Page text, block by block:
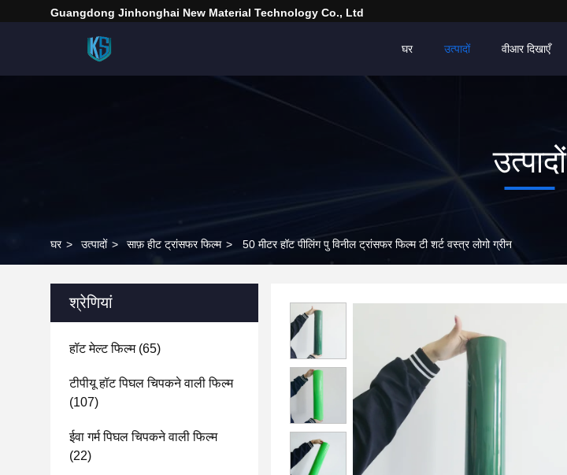
Guangdong Jinhonghai New Material Technology Co., Ltd
घर उत्पादों वीआर दिखाएँ
उत्पादों
घर > उत्पादों > साफ़ हीट ट्रांसफर फिल्म > 50 मीटर हॉट पीलिंग पु विनील ट्रांसफर फिल्म टी शर्ट वस्त्र लोगो ग्रीन
श्रेणियां
हॉट मेल्ट फिल्म(65)
टीपीयू हॉट पिघल चिपकने वाली फिल्म
(107)
ईवा गर्म पिघल चिपकने वाली फिल्म
(22)